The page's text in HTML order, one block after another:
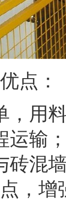
点：
，用
运输
砖混
，增